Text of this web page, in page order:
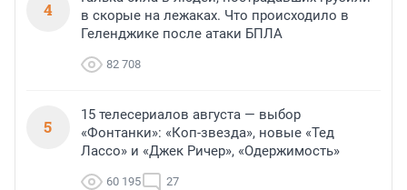
4
в скорые на лежаках. Что происходило в
Геленджике после атаки БПЛА
82 708
5
15 телесериалов августа — выбор
«Фонтанки»: «Коп-звезда», новые «Тед
Лассо» и «Джек Ричер», «Одержимость»
60 195 27